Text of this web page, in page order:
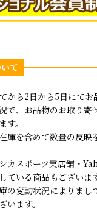
から2日から5日にてお
で、お品物のお取り寄
す。
庫を含めて数量の反映
カスポーツ実店舗・
ている商品もございま
の変動状況によりまし
います。